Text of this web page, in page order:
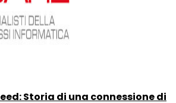
Storia di una connessione di